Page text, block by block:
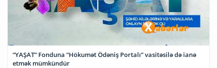
“YAŞAT” Fonduna “Hökumət Ödəniş Portalı” vasitəsilə də ianə
etmək mümkündür